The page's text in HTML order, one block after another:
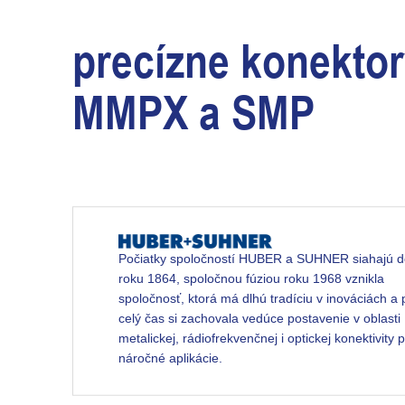
precízne
MMPX a SMP
Počiatky spoločností HUBER a SUHNER siahajú
roku 1864, spoločnou fúziou roku 1968 vznikla
spoločnosť, ktorá má dlhú tradíciu v inováciách a
celý čas si zachovala vedúce postavenie v oblasti
metalickej, rádiofrekvenčnej i optickej konektivity
náročné aplikácie.